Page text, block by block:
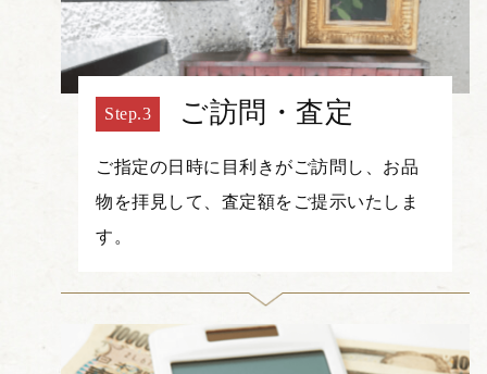
ご訪問・査定
ご指定の日時に目利きがご訪問し、お品
物を拝見して、査定額をご提示いたしま
す。